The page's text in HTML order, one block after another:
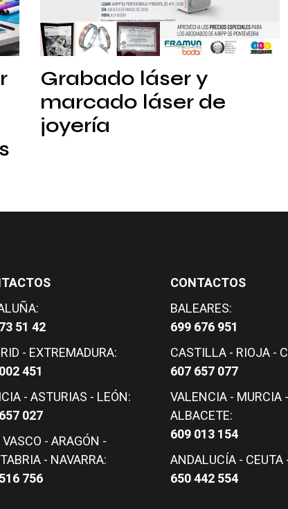
Grabado láser y
marcado láser de
joyería
51 42
- EXTREMADURA:
451
- ASTURIAS - LEÓN:
027
VASCO - ARAGÓN -
- NAVARRA:
756
CONTACTOS
BALEARES:
699 676 951
CASTILLA - RIOJA -
607 657 077
VALENCIA - MURCIA -
ALBACETE:
609 013 154
ANDALUCÍA -
650 442 554